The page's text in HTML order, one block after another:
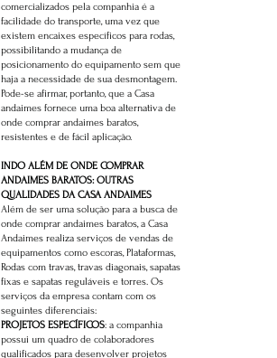
comercializados pela companhia é a
facilidade do transporte, uma vez que
existem encaixes específicos para rodas,
possibilitando a mudança de
posicionamento do equipamento sem que
haja a necessidade de sua desmontagem.
Pode-se afirmar, portanto, que a Casa
andaimes fornece uma boa alternativa de
onde comprar andaimes baratos,
resistentes e de fácil aplicação.
INDO ALÉM DE ONDE COMPRAR
ANDAIMES BARATOS: OUTRAS
QUALIDADES DA CASA ANDAIMES
Além de ser uma solução para a busca de
onde comprar andaimes baratos, a Casa
Andaimes realiza serviços de vendas de
equipamentos como escoras, Plataformas,
Rodas com travas, travas diagonais, sapatas
fixas e sapatas reguláveis e torres. Os
serviços da empresa contam com os
seguintes diferenciais:
PROJETOS ESPECÍFICOS: a companhia
possui um quadro de colaboradores
qualificados para desenvolver projetos